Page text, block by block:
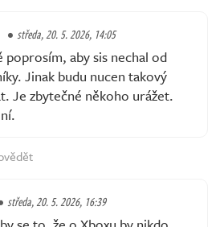
středa, 20. 5. 2026, 14:05
poprosím, aby sis nechal od
Jinak budu nucen takový
Je zbytečné někoho urážet.
středa, 20. 5. 2026, 16:39